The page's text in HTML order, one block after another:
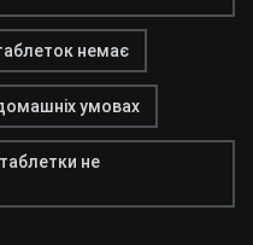
немає
умовах
не